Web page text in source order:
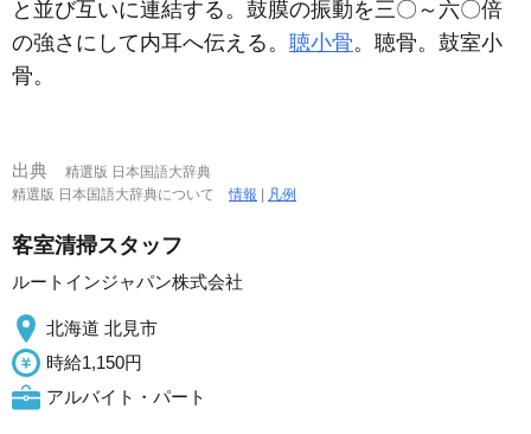
と並び互いに連結する。鼓膜の振動を三〇～六〇倍
の強さにして内耳へ伝える。 聴小骨。聴骨。鼓室小
骨。
出典
精選版 日本国語大辞典
精選版 日本国語大辞典について情報 凡例
客室清掃スタッフ
ルートインジャパン株式会社
北海道 北見市
時給1,150円
アルバイト・パート